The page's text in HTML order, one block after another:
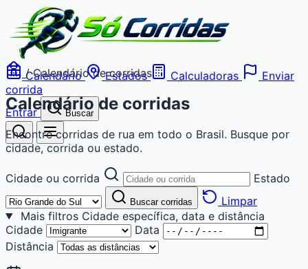
Calendário Estados Calculadoras
Enviar
corrida
Entrar
Buscar
/ Calendário de corridas
Calendário de corridas
Encontre corridas de rua em todo o Brasil. Busque por
cidade, corrida ou estado.
Cidade ou corrida Estado
Buscar corridas
Limpar
Mais filtros Cidade específica, data e distância
Cidade
Data
Distância